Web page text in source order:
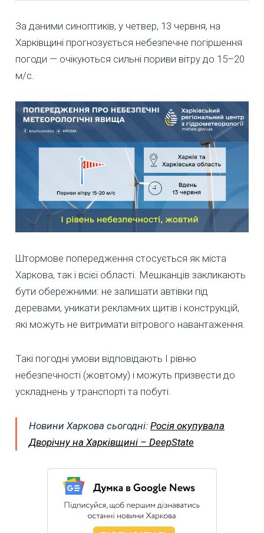
За даними синоптиків, у четвер, 13 червня, на
Харківщині прогнозується небезпечне погіршення
погоди — очікуються сильні пориви вітру до 15–20
м/с.
Штормове попередження стосується як міста
Харкова, так і всієї області. Мешканців закликають
бути обережними: не залишати автівки під
деревами, уникати рекламних щитів і конструкцій,
які можуть не витримати вітрового навантаження.
Такі погодні умови відповідають І рівню
небезпечності (жовтому) і можуть призвести до
ускладнень у транспорті та побуті.
Новини Харкова сьогодні: Росія окупувала
Дворічну на Харківщині – DeepState